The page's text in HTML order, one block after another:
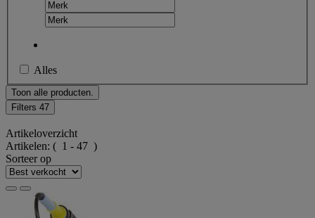
Alles
Toon alle producten.
Filters 47
Artikeloverzicht
Artikelen: ( 1 - 47 )
Sorteer op